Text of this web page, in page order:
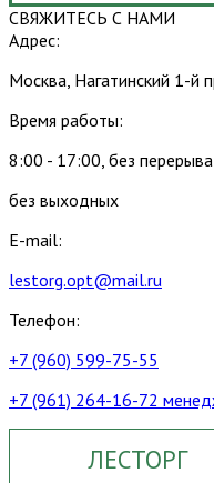
СВЯЖИТЕСЬ С НАМИ
Адрес:
Москва, Нагатинский 1-й
Время работы:
8:00 - 17:00, без перерыва
без выходных
E-mail:
lestorg.opt@mail.ru
Телефон:
+7 (960) 599-75-55
+7 (961) 264-16-72
ЛЕСТОРГ